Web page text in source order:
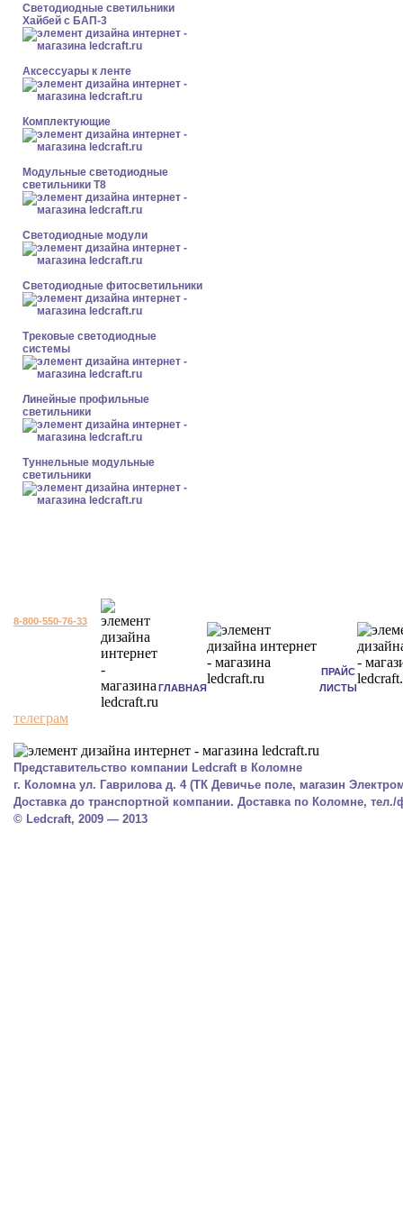
Светодиодные светильники
Хайбей с БАП-3
Аксессуары к ленте
Комплектующие
Модульные светодиодные
светильники Т8
Светодиодные модули
Светодиодные фитосветильники
Трековые светодиодные
системы
Линейные профильные
светильники
Туннельные модульные
светильники
8-800-550-76-33
ГЛАВНАЯ
ПРАЙС
ЛИСТЫ
телеграм
Представительство компании Ledcraft в Коломне
г. Коломна ул. Гаврилова д. 4 (ТК Девичье поле, магазин
Доставка до транспортной компании. Доставка по Коломне, тел./
© Ledcraft, 2009 — 2013